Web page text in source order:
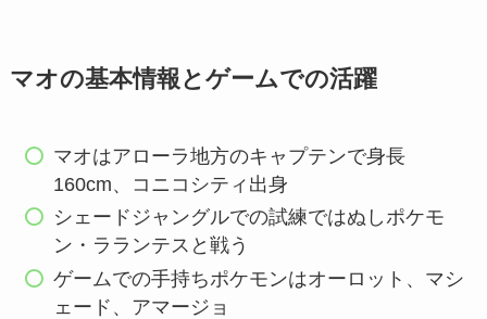
マオの基本情報とゲームでの活躍
マオはアローラ地方のキャプテンで身長
160cm、コニコシティ出身
シェードジャングルでの試練ではぬしポケモ
ン・ラランテスと戦う
ゲームでの手持ちポケモンはオーロット、マシ
ェード、アマージョ